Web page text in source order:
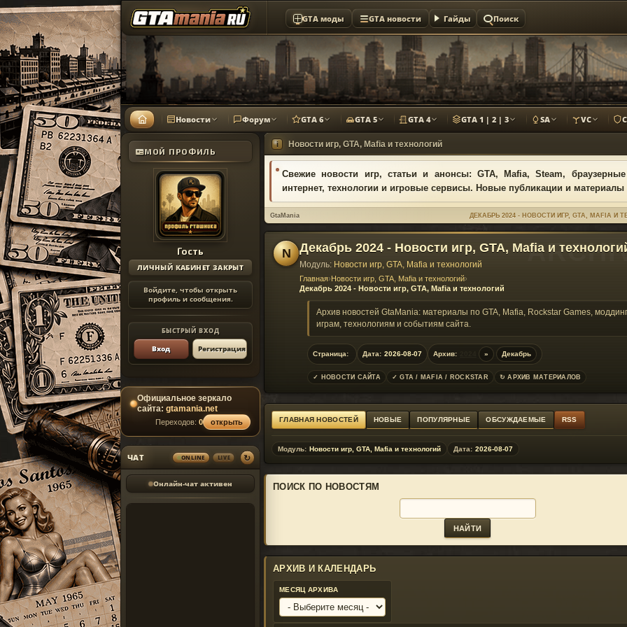
GTA моды GTA новости Гайды Поиск
Новости Форум GTA 6 GTA 5 GTA 4 GTA 1 | 2 | 3 SA VC
МОЙ ПРОФИЛЬ
Гость
ЛИЧНЫЙ КАБИНЕТ ЗАКРЫТ
Войдите, чтобы открыть
профиль и сообщения.
БЫСТРЫЙ ВХОД
Вход Регистрация
Официальное зеркало
сайта: gtamania.net
Переходов: 0 открыть
ЧАТ ONLINE LIVE ↻
Онлайн-чат активен
i Новости игр, GTA, Mafia и технологий
Свежие новости игр, статьи и анонсы: GTA, Mafia, Steam,
интернет, технологии и игровые сервисы. Новые публикации и материалы
GtaMania ДЕКАБРЬ 2024 - НОВОСТИ ИГР, GTA, MAFIA И
N Декабрь 2024 - Новости игр, GTA, Mafia и
Модуль: Новости игр, GTA, Mafia и технологий
Главная›Новости игр, GTA, Mafia и технологий›
Декабрь 2024 - Новости игр, GTA, Mafia и технологий
Архив новостей GtaMania: материалы по GTA, Mafia, Rockstar Games,
играм, технологиям и событиям сайта.
Страница: Дата: 2026-08-07 Архив: » Декабрь
✓ НОВОСТИ САЙТА ✓ GTA / MAFIA / ROCKSTAR ↻ АРХИВ МАТЕРИАЛОВ
ГЛАВНАЯ НОВОСТЕЙ НОВЫЕ ПОПУЛЯРНЫЕ ОБСУЖДАЕМЫЕ RSS
Модуль: Новости игр, GTA, Mafia и технологий Дата: 2026-08-07
ПОИСК ПО НОВОСТЯМ
АРХИВ И КАЛЕНДАРЬ
МЕСЯЦ АРХИВА